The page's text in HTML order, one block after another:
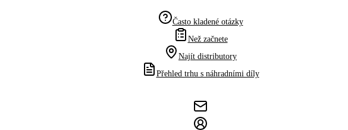
Často kladené otázky
Než začnete
Najít distributory
Přehled trhu s náhradními díly